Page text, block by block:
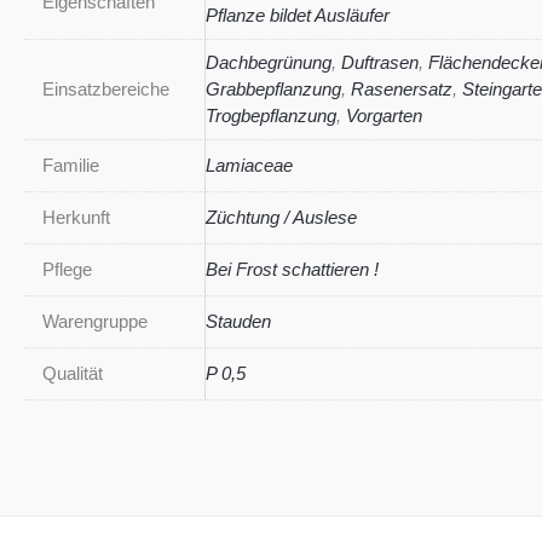
Pflanze bildet Ausläufer
Einsatzbereiche
Dachbegrünung, Duftrasen,
Grabbepflanzung, Rasenersatz,
Trogbepflanzung, Vorgarten
Familie Lamiaceae
Herkunft Züchtung / Auslese
Pflege Bei Frost schattieren !
Warengruppe Stauden
Qualität P 0,5